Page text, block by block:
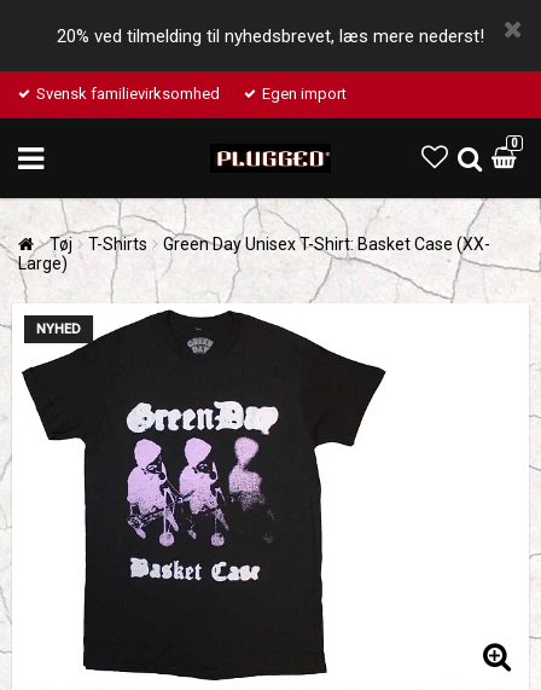
20% ved tilmelding til nyhedsbrevet, læs mere nederst!
Svensk familievirksomhed Egen import
0
Tøj T-Shirts
Green Day Unisex T-Shirt: Basket Case (XX-
Large)
NYHED